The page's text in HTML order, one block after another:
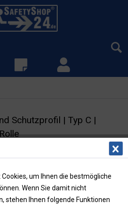
Schutzprofil | Typ C |
um Ihnen die bestmögliche
Wenn Sie damit nicht
stehen Ihnen folgende Funktionen